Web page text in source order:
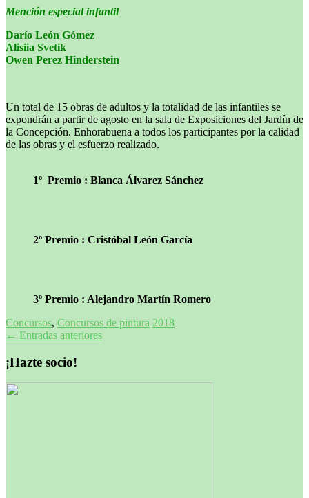
Mención especial infantil
Darío León Gómez
Alisiia Svetik
Owen Perez Hinderstein
Un total de 15 obras de adultos y la totalidad de las infantiles se
expondrán a partir de agosto en la sala de Exposiciones del Jardín de
la Concepción. Enhorabuena a todos los participantes por la calidad
de las obras y el esfuerzo realizado.
1º Premio : Blanca Álvarez Sánchez
2º Premio : Cristóbal León García
3º Premio : Alejandro Martín Romero
Concursos, Concursos de pintura 2018
Navegación
entradas
← Entradas anteriores
¡Hazte socio!